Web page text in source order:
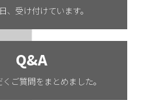
、受け付けています。
Q&A
ご質問をまとめました。